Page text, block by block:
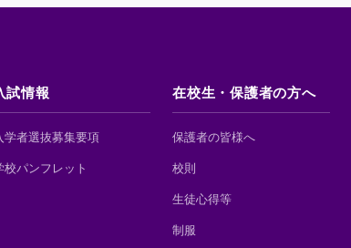
試情報
学者選抜募集要項
校パンフレット
在校生・保護者の方へ
保護者の皆様へ
校則
生徒心得等
制服